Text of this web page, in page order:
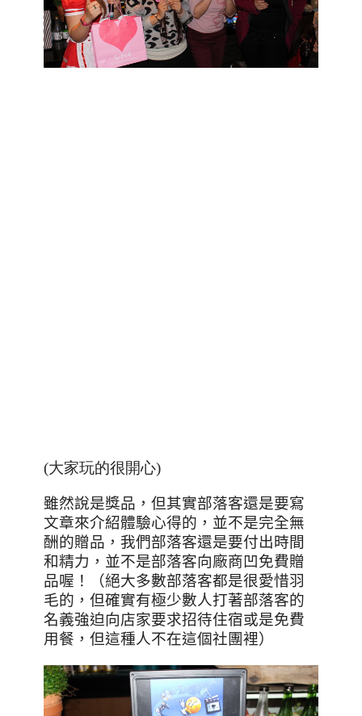
(大家玩的很開心)
雖然說是獎品，但其實部落客還是要寫
文章來介紹體驗心得的，並不是完全無
酬的贈品，我們部落客還是要付出時間
和精力，並不是部落客向廠商凹免費贈
品喔！（絕大多數部落客都是很愛惜羽
毛的，但確實有極少數人打著部落客的
名義強迫向店家要求招待住宿或是免費
用餐，但這種人不在這個社團裡）